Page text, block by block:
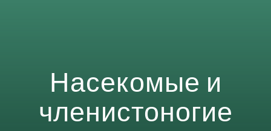
Насекомые и
членистоногие